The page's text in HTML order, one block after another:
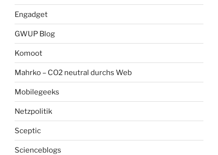
Engadget
GWUP Blog
Komoot
Mahrko – CO2 neutral durchs Web
Mobilegeeks
Netzpolitik
Sceptic
Scienceblogs